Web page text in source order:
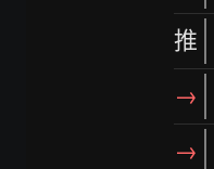
推
→
→